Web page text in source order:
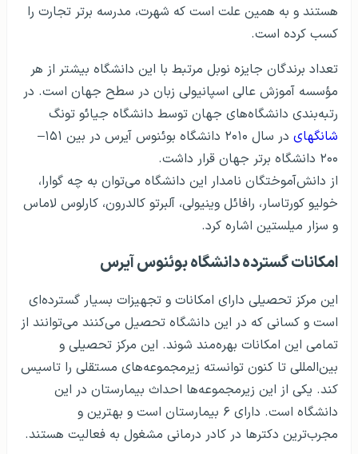
هستند و به همین علت است که شهرت، مدرسه برتر تجارت را
کسب کرده است.
تعداد برندگان جایزه نوبل مرتبط با این دانشگاه بیشتر از هر
مؤسسه آموزش عالی اسپانیولی زبان در سطح جهان است. در
رتبه‌بندی دانشگاه‌های جهان توسط دانشگاه جیائو تونگ
شانگهای
در سال ۲۰۱۰ دانشگاه بوئنوس آیرس در بین ۱۵۱–
۲۰۰ دانشگاه برتر جهان قرار داشت.
از دانش‌آموختگان نامدار این دانشگاه می‌توان به چه گوارا،
خولیو کورتاسار، رافائل وینیولی، آلبرتو کالدرون، کارلوس لاماس
و سزار میلستین اشاره کرد.
امکانات گسترده دانشگاه بوئنوس آیرس
این مرکز تحصیلی دارای امکانات و تجهیزات بسیار گسترده‌ای
است و کسانی که در این دانشگاه تحصیل می‌کنند می‌توانند از
تمامی این امکانات بهره‌مند شوند. این مرکز تحصیلی و
بین‌المللی تا کنون توانسته زیرمجموعه‌های مستقلی را تاسیس
کند. یکی از این زیرمجموعه‌ها احداث بیمارستان در این
دانشگاه است. دارای ۶ بیمارستان است و بهترین و
مجرب‌ترین دکترها در کادر درمانی مشغول به فعالیت هستند.